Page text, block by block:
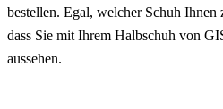
bestellen. Egal, welcher Schuh Ihnen
dass Sie mit Ihrem Halbschuh von
aussehen.